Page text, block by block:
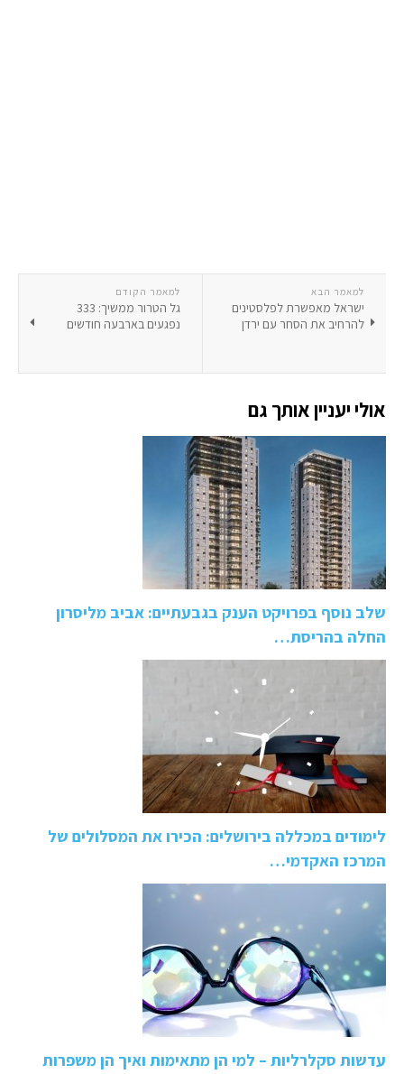
למאמר הקודם
גל הטרור ממשיך: 333
נפגעים בארבעה חודשים
למאמר הבא
ישראל מאפשרת לפלסטינים
להרחיב את הסחר עם ירדן
אולי יעניין אותך גם
שלב נוסף בפרויקט הענק בגבעתיים: אביב מליסרון
החלה בהריסת…
לימודים במכללה בירושלים: הכירו את המסלולים של
המרכז האקדמי…
עדשות סקלרליות – למי הן מתאימות ואיך הן משפרות